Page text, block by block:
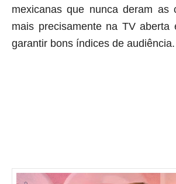
mexicanas que nunca deram as
mais precisamente na TV aberta
garantir bons índices de